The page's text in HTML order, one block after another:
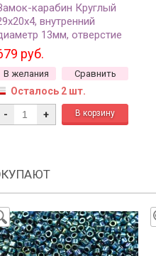
карабин Круглый
внутренний
13мм, отверстие
цвет платина, латунь/
08-073, 1шт
руб.
В желания Сравнить
Осталось 2 шт.
- +